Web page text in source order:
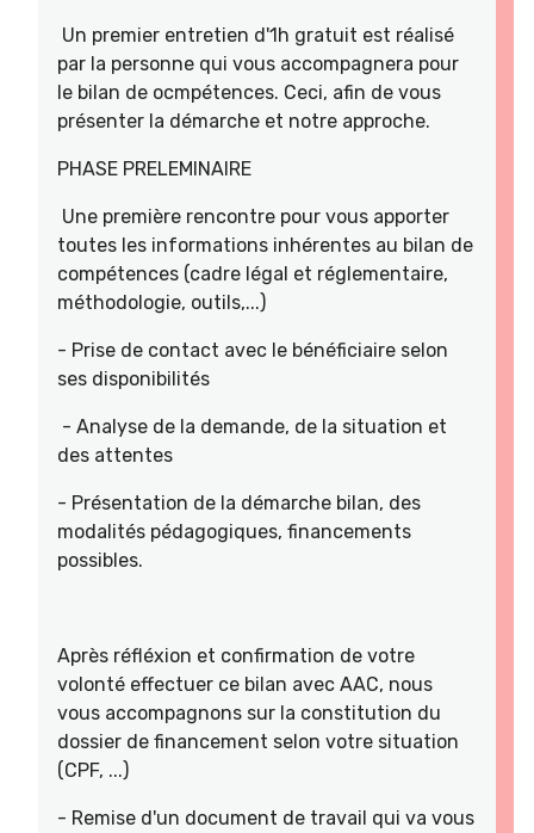
Un premier entretien d'1h gratuit est réalisé
par la personne qui vous accompagnera pour
le bilan de ocmpétences. Ceci, afin de vous
présenter la démarche et notre approche.
PHASE PRELEMINAIRE
Une première rencontre pour vous apporter
toutes les informations inhérentes au bilan de
compétences (cadre légal et réglementaire,
méthodologie, outils,...)
- Prise de contact avec le bénéficiaire selon
ses disponibilités
- Analyse de la demande, de la situation et
des attentes
- Présentation de la démarche bilan, des
modalités pédagogiques, financements
possibles.
Après réfléxion et confirmation de votre
volonté effectuer ce bilan avec AAC, nous
vous accompagnons sur la constitution du
dossier de financement selon votre situation
(CPF, ...)
- Remise d'un document de travail qui va vous